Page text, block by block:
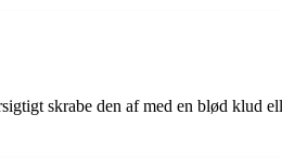
skrabe den af med en blød klud